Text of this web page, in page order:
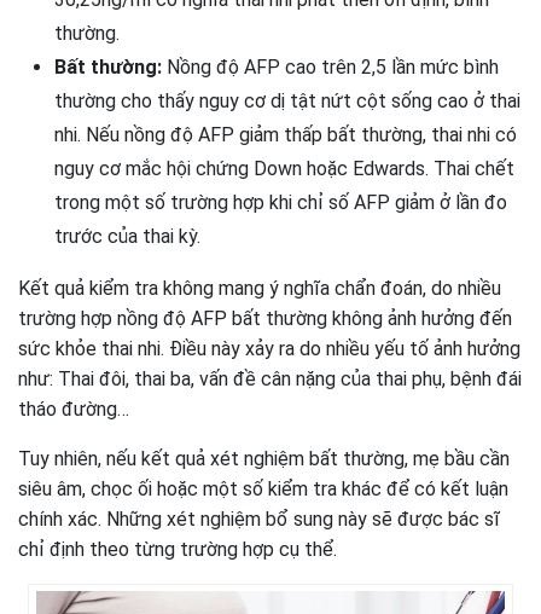
thường.
Bất thường: Nồng độ AFP cao trên 2,5 lần mức bình
thường cho thấy nguy cơ dị tật nứt cột sống cao ở thai
nhi. Nếu nồng độ AFP giảm thấp bất thường, thai nhi có
nguy cơ mắc hội chứng Down hoặc Edwards. Thai chết
trong một số trường hợp khi chỉ số AFP giảm ở lần đo
trước của thai kỳ.
Kết quả kiểm tra không mang ý nghĩa chẩn đoán, do nhiều
trường hợp nồng độ AFP bất thường không ảnh hưởng đến
sức khỏe thai nhi. Điều này xảy ra do nhiều yếu tố ảnh hưởng
như: Thai đôi, thai ba, vấn đề cân nặng của thai phụ, bệnh đái
tháo đường…
Tuy nhiên, nếu kết quả xét nghiệm bất thường, mẹ bầu cần
siêu âm, chọc ối hoặc một số kiểm tra khác để có kết luận
chính xác. Những xét nghiệm bổ sung này sẽ được bác sĩ
chỉ định theo từng trường hợp cụ thể.